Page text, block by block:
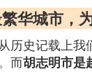
华城市，
历史记载上
而胡志明市是